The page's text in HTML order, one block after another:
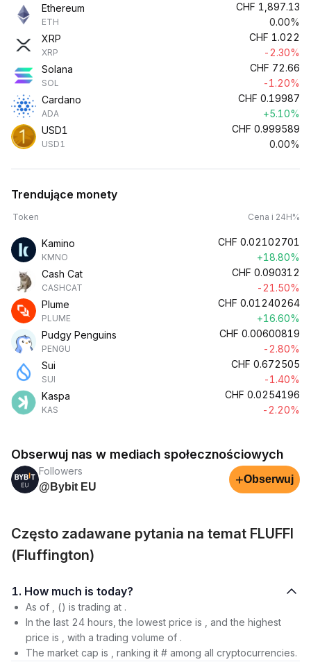
Ethereum
ETH
CHF 1,897.13
0.00%
XRP
XRP
CHF 1.022
-2.30%
Solana
SOL
CHF 72.66
-1.20%
Cardano
ADA
CHF 0.19987
+5.10%
USD1
USD1
CHF 0.999589
0.00%
Trendujące monety
Token Cena i 24H%
Kamino
KMNO
CHF 0.02102701
+18.80%
Cash Cat
CASHCAT
CHF 0.090312
-21.50%
Plume
PLUME
CHF 0.01240264
+16.60%
Pudgy Penguins
PENGU
CHF 0.00600819
-2.80%
Sui
SUI
CHF 0.672505
-1.40%
Kaspa
KAS
CHF 0.0254196
-2.20%
Obserwuj nas w mediach społecznościowych
Followers
@Bybit EU
+Obserwuj
Często zadawane pytania na temat FLUFFI
(Fluffington)
1. How much is today?
As of , () is trading at .
In the last 24 hours, the lowest price is , and the highest
price is , with a trading volume of .
The market cap is , ranking it # among all cryptocurrencies.